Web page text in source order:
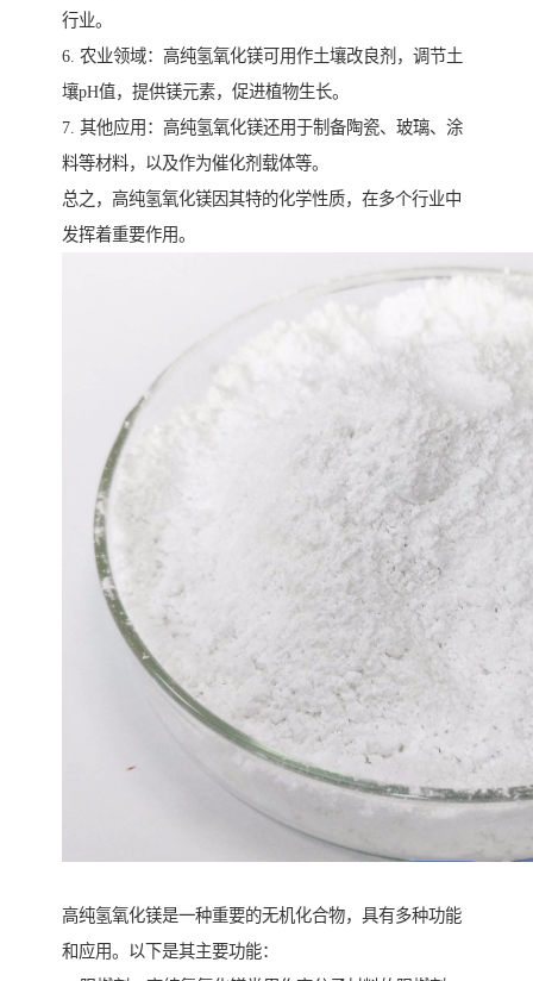
行业。
6. 农业领域：高纯氢氧化镁可用作土壤改良剂，调节土
壤pH值，提供镁元素，促进植物生长。
7. 其他应用：高纯氢氧化镁还用于制备陶瓷、玻璃、涂
料等材料，以及作为催化剂载体等。
总之，高纯氢氧化镁因其特的化学性质，在多个行业中
发挥着重要作用。
高纯氢氧化镁是一种重要的无机化合物，具有多种功能
和应用。以下是其主要功能：